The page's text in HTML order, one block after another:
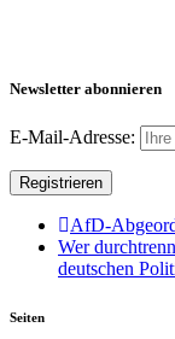
Newsletter abonnieren
E-Mail-Adresse:
AfD-
Wer
deutschen
Seiten